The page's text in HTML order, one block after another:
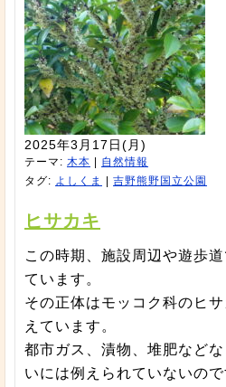
2025年3月17日(月)
テーマ: 木本
自然情報
タグ: よしくま 吉野熊野国立公園
ヒサカキ
この時期、施設周辺や遊歩
ています。
その正体はモッコク科のヒ
えています。
都市ガス、漬物、堆肥など
いには例えられていないの